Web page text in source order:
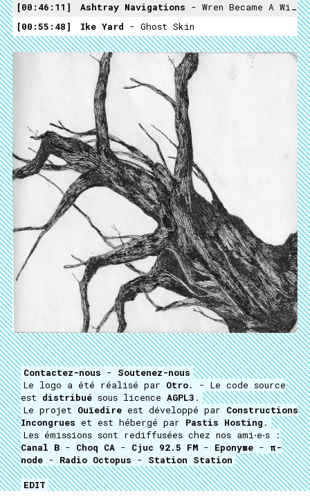
00:46:11
Ashtray Navigations - Wren Became A Wimpy Bar
00:55:48
Ike Yard - Ghost Skin
Contactez-nous - Soutenez-nous
Le logo a été réalisé par Otro. - Le code source
est distribué sous licence AGPL3 .
Le projet Ouïedire est développé par Constructions
Incongrues et est hébergé par Pastis Hosting .
Les émissions sont rediffusées chez nos ami⋅e⋅s :
Canal B - Choq CA - Cjuc 92.5 FM - Eponyme - π-
node - Radio Octopus - Station Station
EDIT